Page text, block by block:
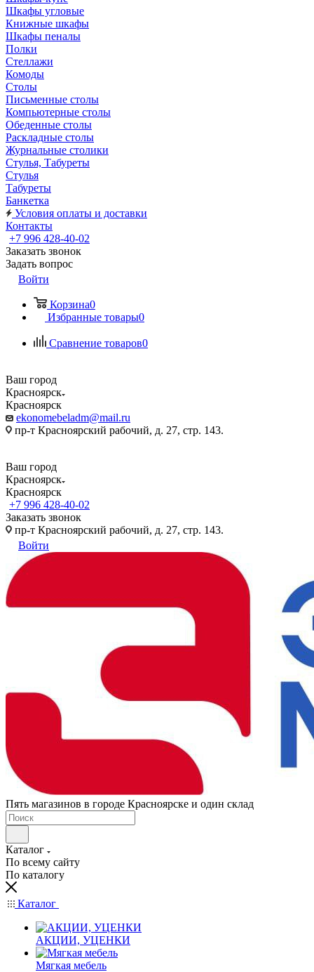
Шкафы угловые
Книжные шкафы
Шкафы пеналы
Полки
Стеллажи
Комоды
Столы
Письменные столы
Компьютерные столы
Обеденные столы
Раскладные столы
Журнальные столики
Стулья, Табуреты
Стулья
Табуреты
Банкетка
Условия оплаты и доставки
Контакты
+7 996 428-40-02
Заказать звонок
Задать вопрос
Войти
Корзина0
Избранные товары0
Сравнение товаров0
Ваш город
Красноярск
Красноярск
ekonomebeladm@mail.ru
пр-т Красноярский рабочий, д. 27, стр. 143.
Ваш город
Красноярск
Красноярск
+7 996 428-40-02
Заказать звонок
пр-т Красноярский рабочий, д. 27, стр. 143.
Войти
Пять магазинов в городе Красноярске и один склад
Каталог
По всему сайту
По каталогу
Каталог
АКЦИИ, УЦЕНКИ
Мягкая мебель